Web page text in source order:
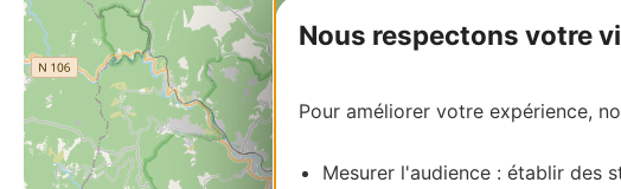
Nous respectons votre
Pour améliorer votre expérience,
Mesurer l'audience : établir des